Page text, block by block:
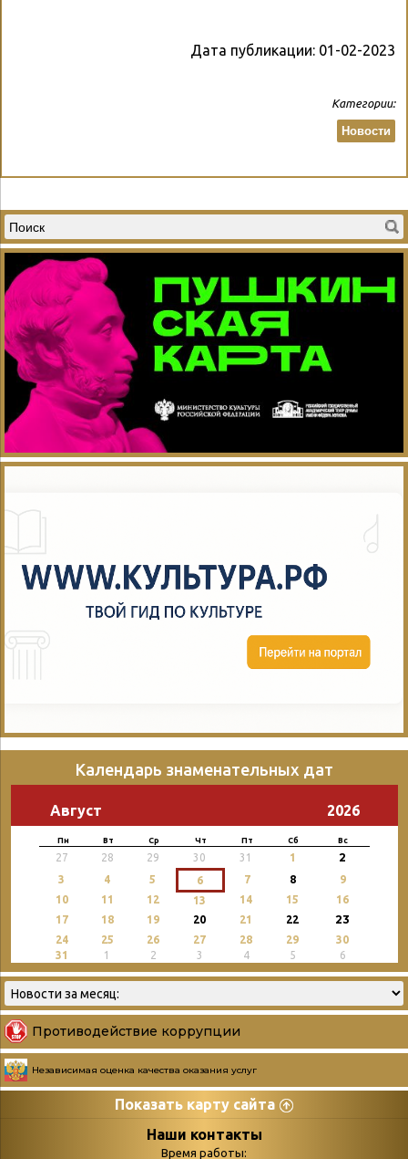
Дата публикации: 01-02-2023
Категории:
Новости
Календарь знаменательных дат
Август 2026
Пн Вт Ср Чт Пт Сб Вс
27 28 29 30 31 1 2
3 4 5 6 7 8
9
10
11 12 13 14 15
16
17
18 19 20 21 22 23
24 25 26 27 28 29
30
31
1 2 3 4 5 6
Противодействие коррупции
Независимая оценка качества оказания услуг
Показать карту сайта
СтраницыНаши контакты
Время работы: